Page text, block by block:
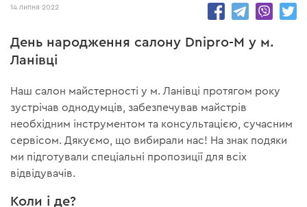
14 липня 2022
День народження салону Dnipro-M у м.
Ланівці
Наш салон майстерності у м. Ланівці протягом року
зустрічав однодумців, забезпечував майстрів
необхідним інструментом та консультацією, сучасним
сервісом. Дякуємо, що вибирали нас! На знак подяки
ми підготували спеціальні пропозиції для всіх
відвідувачів.
Коли і де?